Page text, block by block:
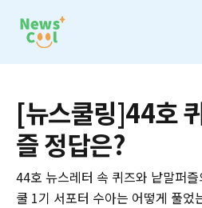
[뉴스쿨링]44호
즐 정답은?
44호 뉴스레터 속 퀴즈와 낱말퍼
쿨 1기 서포터 수아는 어떻게 풀었